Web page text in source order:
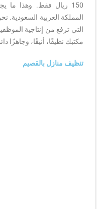
150 ريال فقط. وهذا
المملكة العربية السعودية.
التي ترفع من إنتاجية
مكتبك نظيفًا، أنيقًا، وجاهزًا
تنظيف منازل بالقصيم